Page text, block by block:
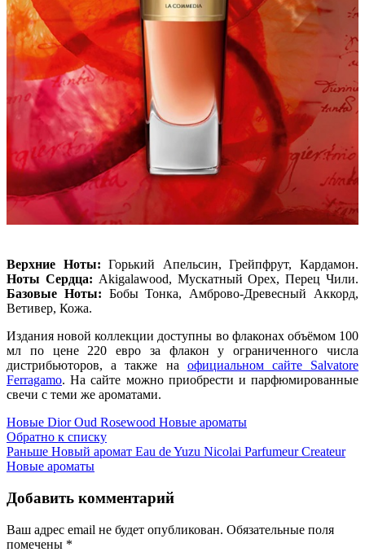
Верхние Ноты: Горький Апельсин, Грейпфрут, Кардамон.
Ноты Сердца: Akigalawood, Мускатный Орех, Перец Чили.
Базовые Ноты: Бобы Тонка, Амброво-Древесный Аккорд,
Ветивер, Кожа.
Издания новой коллекции доступны во флаконах объёмом 100
мл по цене 220 евро за флакон у ограниченного числа
дистрибьюторов, а также на официальном сайте Salvatore
Ferragamo. На сайте можно приобрести и парфюмированные
свечи с теми же ароматами.
Новые Dior Oud Rosewood Новые ароматы
Обратно к списку
Раньше Новый аромат Eau de Yuzu Nicolai Parfumeur Createur
Новые ароматы
Добавить комментарий
Ваш адрес email не будет опубликован. Обязательные поля
помечены *